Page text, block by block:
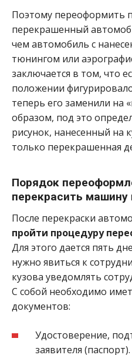
Поэтому переоформить
перекрашенный
чем автомобиль с
тюнингом или
заключается в том, что
положении
теперь его заменили на
образом, под это
рисунок, нанесенный на
только перекрашенная
Порядок
перекрасить машину
После перекраски
пройти процедуру
Для этого дается пять
нужно явиться к
кузова уведомлять
С собой необходимо
документов:
Удостоверение,
заявителя (паспорт).